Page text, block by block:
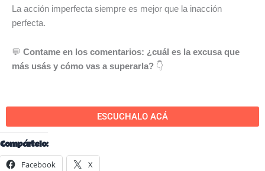
La acción imperfecta siempre es mejor que la inacción
perfecta.
💬 Contame en los comentarios: ¿cuál es la excusa que
más usás y cómo vas a superarla? 👇
ESCUCHALO ACÁ
Compártelo:
Facebook X